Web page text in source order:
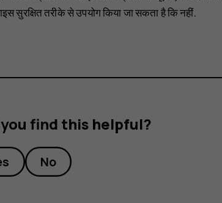
सुरक्षित तरीके से उपयोग किया जा सकता है कि नहीं.
find this helpful?
No